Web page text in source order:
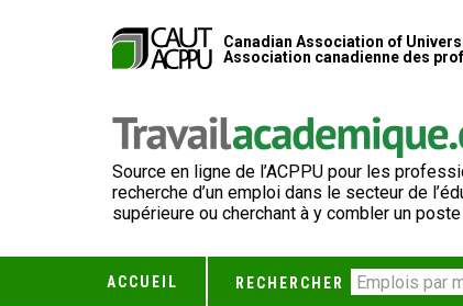
Canadian Association of
Association canadienne des
Source en ligne de l’ACPPU pour les
recherche d’un emploi dans le secteur de
supérieure ou cherchant à y combler un poste
ACCUEIL RECHERCHER